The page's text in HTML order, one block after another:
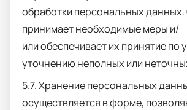
обработки персональных
принимает необходимые меры и/
или обеспечивает их принятие по
уточнению неполных или
5.7. Хранение персональных
осуществляется в форме,